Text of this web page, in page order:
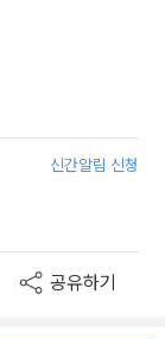
신간알림 신청
공유하기